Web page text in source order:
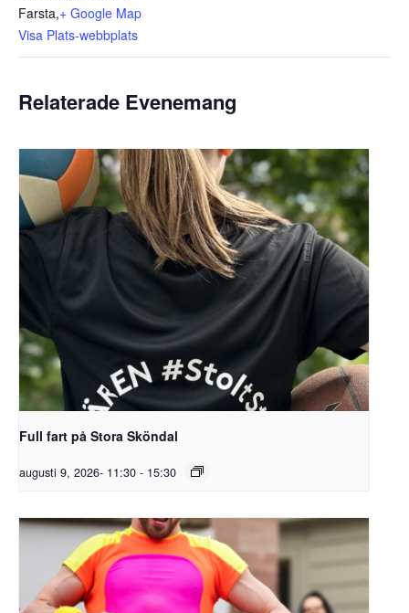
Farsta,+ Google Map
Visa Plats-webbplats
Relaterade Evenemang
Full fart på Stora Sköndal
augusti 9, 2026- 11:30 - 15:30